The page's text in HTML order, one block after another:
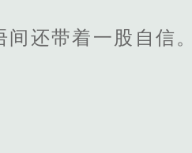
还带着一股自信。